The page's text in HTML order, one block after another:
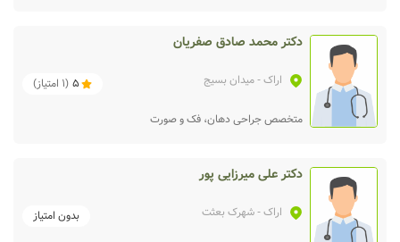
دکتر محمد صادق صفریان
اراک- میدان بسیج 5
(
1 امتیاز)
متخصص جراحی دهان، فک و صورت
دکتر علی میرزایی پور
اراک- شهرک بعثت بدون امتیاز